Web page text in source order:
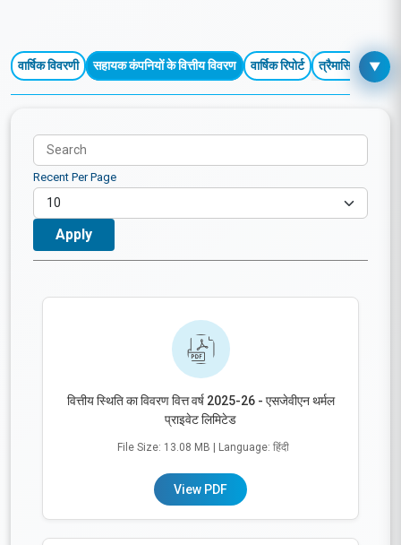
वार्षिक विवरणी सहायक कंपनियों के वित्तीय विवरण वार्षिक रिपोर्ट त्रैमासिक / चालू
▼
Recent Per Page
वित्तीय स्थिति का विवरण वित्त वर्ष 2025-26 - एसजेवीएन थर्मल
प्राइवेट लिमिटेड
File Size: 13.08 MB | Language: हिंदी
View PDF